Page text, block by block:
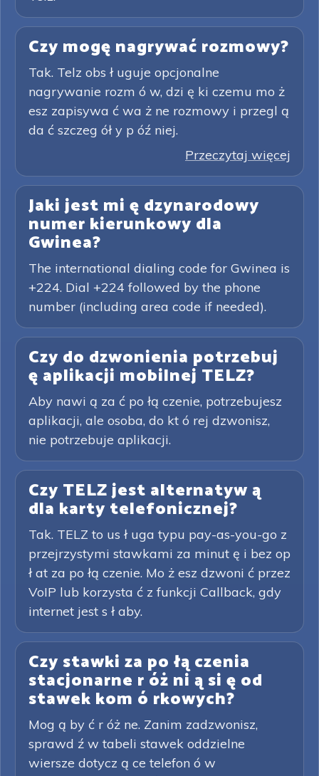
Czy mogę nagrywać rozmowy?
Tak. Telz obs ł uguje opcjonalne
nagrywanie rozm ó w, dzi ę ki czemu mo ż
esz zapisywa ć wa ż ne rozmowy i przegl ą
da ć szczeg ół y p óź niej.
Przeczytaj więcej
Jaki jest mi ę dzynarodowy
numer kierunkowy dla
Gwinea?
The international dialing code for Gwinea is
+224. Dial +224 followed by the phone
number (including area code if needed).
Czy do dzwonienia potrzebuj
ę aplikacji mobilnej TELZ?
Aby nawi ą za ć po łą czenie, potrzebujesz
aplikacji, ale osoba, do kt ó rej dzwonisz,
nie potrzebuje aplikacji.
Czy TELZ jest alternatyw ą
dla karty telefonicznej?
Tak. TELZ to us ł uga typu pay-as-you-go z
przejrzystymi stawkami za minut ę i bez op
ł at za po łą czenie. Mo ż esz dzwoni ć przez
VoIP lub korzysta ć z funkcji Callback, gdy
internet jest s ł aby.
Czy stawki za po łą czenia
stacjonarne r óż ni ą si ę od
stawek kom ó rkowych?
Mog ą by ć r óż ne. Zanim zadzwonisz,
sprawd ź w tabeli stawek oddzielne
wiersze dotycz ą ce telefon ó w